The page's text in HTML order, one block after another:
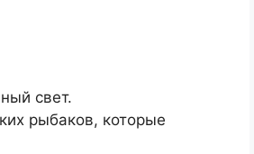
свет.
рыбаков, которые